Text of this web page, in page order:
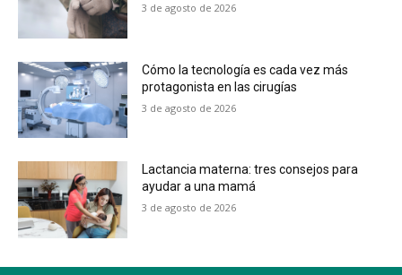
3 de agosto de 2026
Cómo la tecnología es cada vez más
protagonista en las cirugías
3 de agosto de 2026
Lactancia materna: tres consejos para
ayudar a una mamá
3 de agosto de 2026